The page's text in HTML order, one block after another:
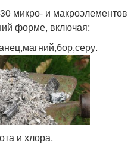
микро- и макроэлементов
форме, включая:
и хлора.